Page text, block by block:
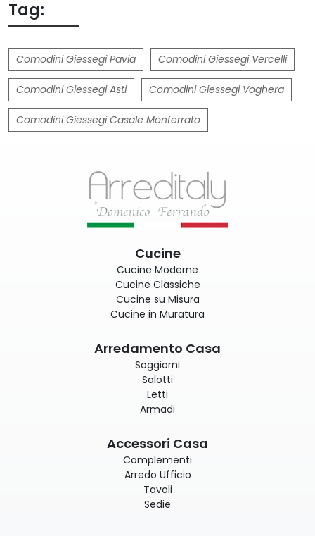
Tag:
Comodini Giessegi Pavia Comodini Giessegi Vercelli
Comodini Giessegi Asti Comodini Giessegi Voghera
Comodini Giessegi Casale Monferrato
Cucine
Cucine Moderne
Cucine Classiche
Cucine su Misura
Cucine in Muratura
Arredamento Casa
Soggiorni
Salotti
Letti
Armadi
Accessori Casa
Complementi
Arredo Ufficio
Tavoli
Sedie